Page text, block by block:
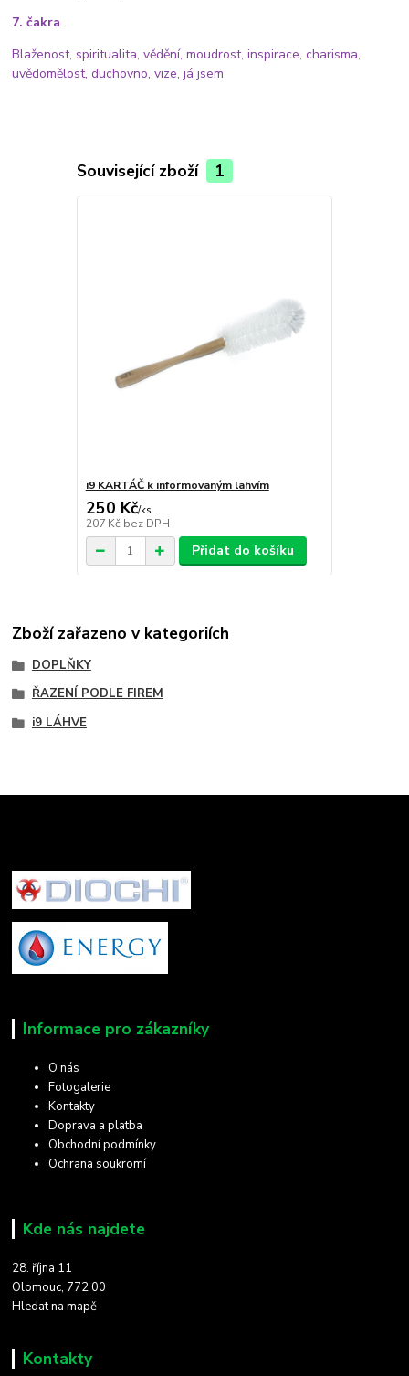
7. čakra
Blaženost, spiritualita, vědění, moudrost, inspirace, charisma,
uvědomělost, duchovno, vize, já jsem
Související zboží 1
i9 KARTÁČ k informovaným lahvím
250 Kč/ks
207 Kč bez DPH
Přidat do košíku
Zboží zařazeno v kategoriích
DOPLŇKY
ŘAZENÍ PODLE FIREM
i9 LÁHVE
Informace pro zákazníky
O nás
Fotogalerie
Kontakty
Doprava a platba
Obchodní podmínky
Ochrana soukromí
Kde nás najdete
28. října 11
Olomouc, 772 00
Hledat na mapě
Kontakty